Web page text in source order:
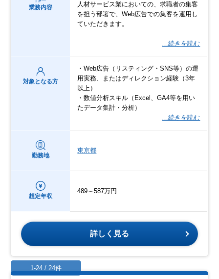
業務内容
人材サービス業においての、求職者の集客
を担う部署で、Web広告での集客を運用し
ていただきます。
…続きを読む
対象となる方
・Web広告（リスティング・SNS等）の運
用実務、またはディレクション経験（3年
以上）
・数値分析スキル（Excel、GA4等を用い
たデータ集計・分析）
…続きを読む
勤務地
東京都
想定年収
489～587万円
詳しく見る
1-24 / 24件